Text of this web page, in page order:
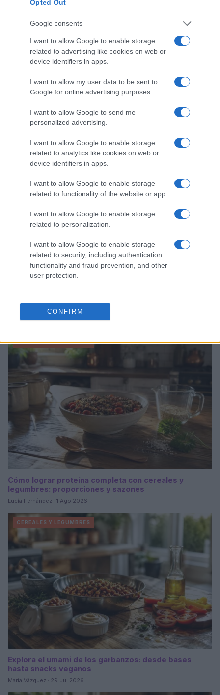
Opted Out
Google consents
I want to allow Google to enable storage
related to advertising like cookies on web or
device identifiers in apps.
I want to allow my user data to be sent to
Google for online advertising purposes.
I want to allow Google to send me
personalized advertising.
I want to allow Google to enable storage
related to analytics like cookies on web or
device identifiers in apps.
I want to allow Google to enable storage
related to functionality of the website or app.
I want to allow Google to enable storage
related to personalization.
I want to allow Google to enable storage
related to security, including authentication
functionality and fraud prevention, and other
user protection.
CONFIRM
tan nutritivos como deliciosos.
AUTOR
staff
Sigue leyendo
CEREALES Y LEGUMBRES
Cómo lograr proteína completa con cereales y
legumbres: proporciones y sazones
Lucía Fernández · 1 Ago 2026
CEREALES Y LEGUMBRES
Explora el umami de los garbanzos: desde bases
hasta snacks veganos
María Vázquez · 29 Jul 2026